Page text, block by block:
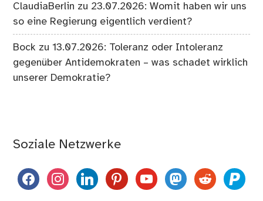
ClaudiaBerlin zu 23.07.2026: Womit haben wir uns
so eine Regierung eigentlich verdient?
Bock zu13.07.2026: Toleranz oder Intoleranz
gegenüber Antidemokraten – was schadet wirklich
unserer Demokratie?
Soziale Netzwerke
facebookinstagramlinkedinpinterestyoutubemastodon
reddit paypal